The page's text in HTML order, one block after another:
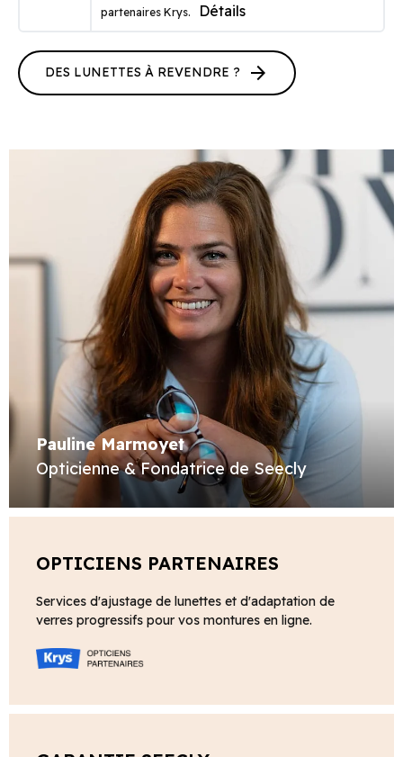
partenaires Krys.
Détails
DES LUNETTES À REVENDRE ? arrow_forward
Pauline Marmoyet
Opticienne & Fondatrice de Seecly
OPTICIENS PARTENAIRES
Services d'ajustage de lunettes et d'adaptation de
verres progressifs pour vos montures en ligne.